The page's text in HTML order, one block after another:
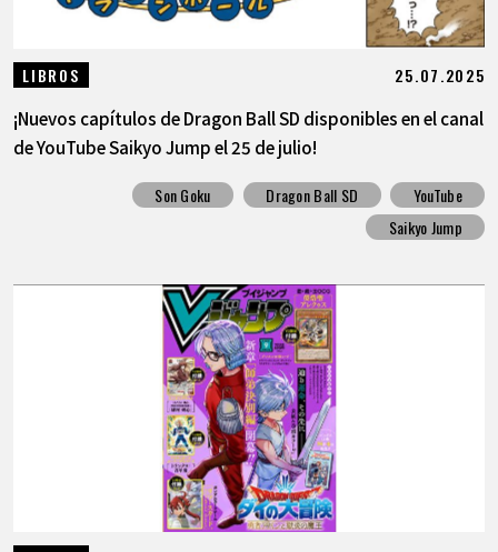
LIBROS 25.07.2025
¡Nuevos capítulos de Dragon Ball SD disponibles en el canal
de YouTube Saikyo Jump el 25 de julio!
Son Goku Dragon Ball SD
YouTube
Saikyo Jump